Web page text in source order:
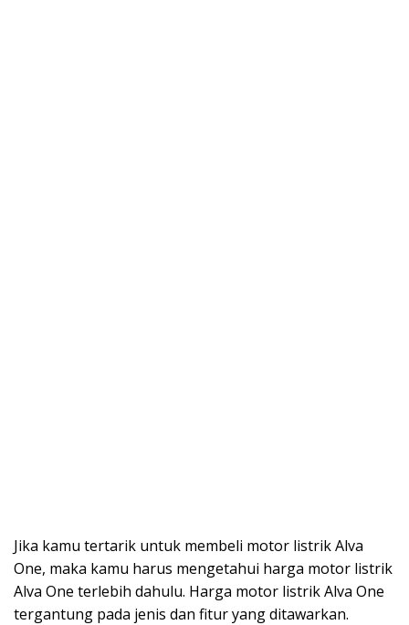
Jika kamu tertarik untuk membeli motor listrik Alva
One, maka kamu harus mengetahui harga motor listrik
Alva One terlebih dahulu. Harga motor listrik Alva One
tergantung pada jenis dan fitur yang ditawarkan.